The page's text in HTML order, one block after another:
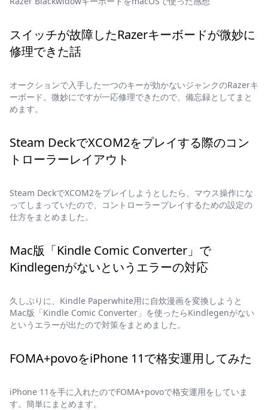
スイッチが故障したRazerキーボードが微妙に
修理できた話
オークションで入手した一つのキーが効かないジャンクのRazerキ
ーボード。微妙にですが一応修理できたので、備忘録としてまと
めます。
Steam DeckでXCOM2をプレイする際のコン
トローラーレイアウト
Steam DeckでXCOM2をプレイしようとしたら、マウス操作にな
ってしまっていたので、コントローラープレイするための設定の
仕方をまとめました。
Mac版「Kindle Comic Converter」で
Kindlegenがないというエラーの対応
久しぶりに、Kindle Paperwhite用に自炊漫画を変換しようと
Mac版「Kindle Comic Converter」を使ったらKindlegenがない
というエラーが出たので対策をまとめました。
FOMA+povoをiPhone 11で格安運用してみた
iPhone 11を手に入れたのでFOMA+povoで格安運用をしていま
す。簡単にまとめます。